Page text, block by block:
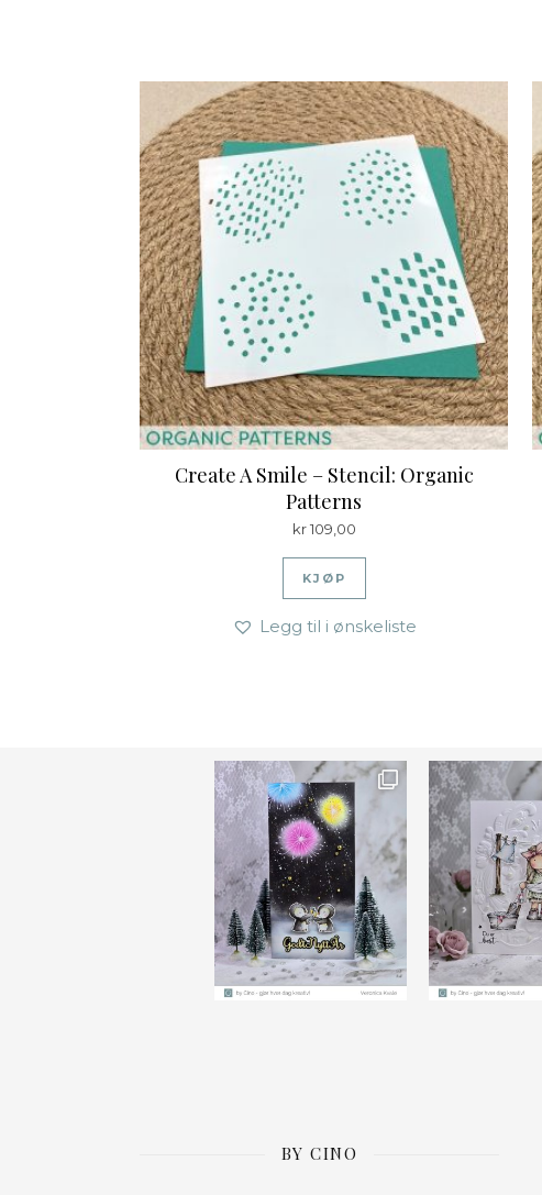
Create A Smile – Stencil: Organic
Patterns
kr109,00
KJØP
Legg til i ønskeliste
Ønsk
BY CINO